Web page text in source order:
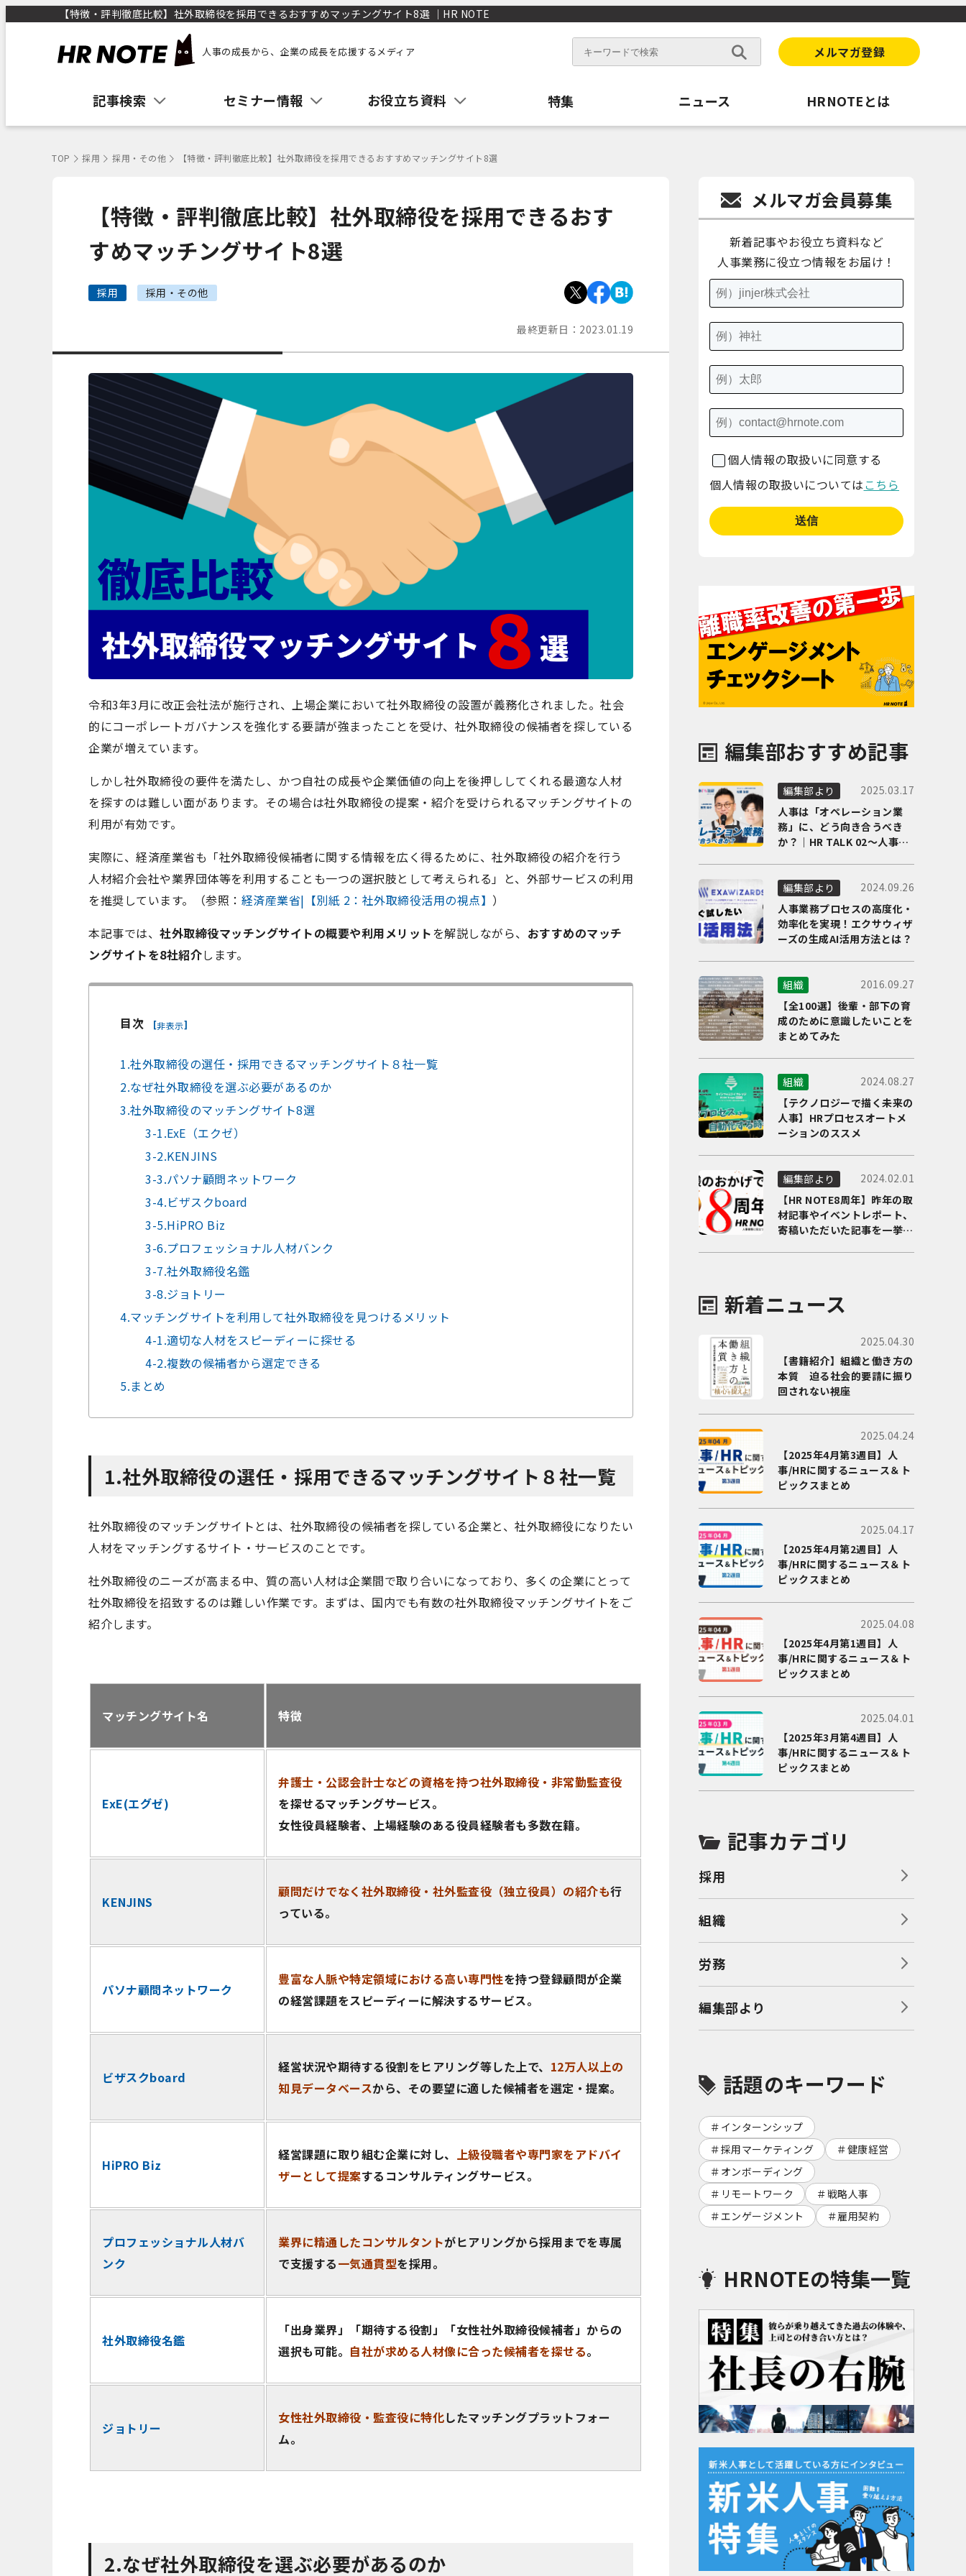
【特徴・評判徹底比較】社外取締役を採用できるおすすめマッチングサイト8選 ｜HR NOTE
人事の成長から、企業の成長を応援するメディア メルマガ登録
記事検索 セミナー情報 お役立ち資料 特集 ニュース HRNOTEとは
TOP 採用 採用・その他 【特徴・評判徹底比較】社外取締役を採用できるおすすめマッチングサイト8選
【特徴・評判徹底比較】社外取締役を採用できるおす
すめマッチングサイト8選
採用 採用・その他
最終更新日： 2023.01.19
令和3年3月に改正会社法が施行され、上場企業において社外取締役の設置が義務化されました。社会
的にコーポレートガバナンスを強化する要請が強まったことを受け、社外取締役の候補者を探している
企業が増えています。
しかし社外取締役の要件を満たし、かつ自社の成長や企業価値の向上を後押ししてくれる最適な人材
を探すのは難しい面があります。その場合は社外取締役の提案・紹介を受けられるマッチングサイトの
利用が有効です。
実際に、経済産業省も「社外取締役候補者に関する情報を広く得るために、社外取締役の紹介を行う
人材紹介会社や業界団体等を利用することも一つの選択肢として考えられる」と、外部サービスの利用
を推奨しています。（参照： 経済産業省|【別紙 2：社外取締役活用の視点】 ）
本記事では、 社外取締役マッチングサイトの概要や利用メリットを解説しながら、 おすすめのマッチ
ングサイトを8社紹介します。
目次 [非表示]
1.社外取締役の選任・採用できるマッチングサイト８社一覧
2.なぜ社外取締役を選ぶ必要があるのか
3.社外取締役のマッチングサイト8選
3-1.ExE（エクゼ）
3-2.KENJINS
3-3.パソナ顧問ネットワーク
3-4.ビザスクboard
3-5.HiPRO Biz
3-6.プロフェッショナル人材バンク
3-7.社外取締役名鑑
3-8.ジョトリー
4.マッチングサイトを利用して社外取締役を見つけるメリット
4-1.適切な人材をスピーディーに探せる
4-2.複数の候補者から選定できる
5.まとめ
1.社外取締役の選任・採用できるマッチングサイト８社一覧
社外取締役のマッチングサイトとは、社外取締役の候補者を探している企業と、社外取締役になりたい
人材をマッチングするサイト・サービスのことです。
社外取締役のニーズが高まる中、質の高い人材は企業間で取り合いになっており、多くの企業にとって
社外取締役を招致するのは難しい作業です。まずは、国内でも有数の社外取締役マッチングサイトをご
紹介します。
マッチングサイト名 特徴
ExE(エグゼ)
弁護士・公認会計士などの資格を持つ社外取締役・非常勤監査役
を探せるマッチングサービス。
女性役員経験者、上場経験のある役員経験者も多数在籍。
KENJINS
顧問だけでなく社外取締役・社外監査役（独立役員）の紹介も行
っている。
パソナ顧問ネットワーク
豊富な人脈や特定領域における高い専門性を持つ登録顧問が企業
の経営課題をスピーディーに解決するサービス。
ビザスクboard
経営状況や期待する役割をヒアリング等した上で、 12万人以上の
知見データベースから、その要望に適した候補者を選定・提案。
HiPRO Biz
経営課題に取り組む企業に対し、 上級役職者や専門家をアドバイ
ザーとして提案するコンサルティングサービス。
プロフェッショナル人材バ
ンク
業界に精通したコンサルタントがヒアリングから採用までを専属
で支援する一気通貫型を採用。
社外取締役名鑑
「出身業界」「期待する役割」「女性社外取締役候補者」からの
選択も可能。 自社が求める人材像に合った候補者を探せる。
ジョトリー
女性社外取締役・監査役に特化したマッチングプラットフォー
ム。
2.なぜ社外取締役を選ぶ必要があるのか
メルマガ会員募集
新着記事やお役立ち資料など
人事業務に役立つ情報をお届け！
個人情報の取扱いに同意する
個人情報の取扱いについては こちら
編集部おすすめ記事
編集部より
2025.03.17
人事は「オペレーション業
務」に、どう向き合うべき
か？｜HR TALK 02～人事DX
編集部より
2024.09.26
人事業務プロセスの高度化・
効率化を実現！エクサウィザ
ーズの生成AI活用方法とは？
組織
2016.09.27
【全100選】後輩・部下の育
成のために意識したいことを
まとめてみた
組織
2024.08.27
【テクノロジーで描く未来の
人事】HRプロセスオートメ
ーションのススメ
編集部より
2024.02.01
【HR NOTE8周年】昨年の取
材記事やイベントレポート、
寄稿いただいた記事を一挙に
新着ニュース
2025.04.30
【書籍紹介】組織と働き方の
本質 迫る社会的要請に振り
回されない視座
2025.04.24
【2025年4月第3週目】人
事/HRに関するニュース＆ト
ピックスまとめ
2025.04.17
【2025年4月第2週目】人
事/HRに関するニュース＆ト
ピックスまとめ
2025.04.08
【2025年4月第1週目】人
事/HRに関するニュース＆ト
ピックスまとめ
2025.04.01
【2025年3月第4週目】人
事/HRに関するニュース＆ト
ピックスまとめ
記事カテゴリ
採用
組織
労務
編集部より
話題のキーワード
インターンシップ
採用マーケティング
健康経営
オンボーディング
リモートワーク
戦略人事
エンゲージメント
雇用契約
HRNOTEの特集一覧